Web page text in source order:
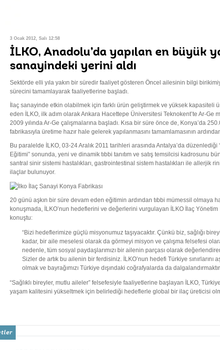
3 Ocak 2012, Salı 12:58
İLKO, Anadolu’da yapılan en büyük
sanayindeki yerini aldı
Sektörde elli yıla yakın bir süredir faaliyet gösteren Öncel ailesinin bilgi
sürecini tamamlayarak faaliyetlerine başladı.
İlaç sanayinde etkin olabilmek için farklı ürün geliştirmek ve yüksek kapasiteli
eden İLKO, ilk adım olarak Ankara Hacettepe Üniversitesi Teknokent’te Ar-Ge
2009 yılında Ar-Ge çalışmalarına başladı. Kısa bir süre önce de, Konya’da
fabrikasıyla üretime hazır hale gelerek yapılanmasını tamamlamasının
Bu paralelde İLKO, 03-24 Aralık 2011 tarihleri arasında Antalya’da düzenlediği
Eğitimi” sonunda, yeni ve dinamik tıbbi tanıtım ve satış temsilcisi kadrosunu
santral sinir sistemi hastalıkları, gastrointestinal sistem hastalıkları ile allerjik
ilaçlar bulunuyor.
20 günü aşkın bir süre devam eden eğitimin ardından tıbbi mümessil olmaya
konuşmada, İLKO’nun hedeflerini ve değerlerini vurgulayan İLKO İlaç
konuştu:
“Bizi hedeflerimize güçlü misyonumuz taşıyacaktır. Çünkü biz, sağlığı
kadar, bir aile meselesi olarak da görmeyi misyon ve çalışma felsefesi
nedenle, tüm sosyal paydaşlarımızı bir ailenin parçası olarak
Sizler de artık bu ailenin bir ferdisiniz. İLKO’nun hedefi Türkiye sınırlarını
olmak ve bayrağımızı Türkiye dışındaki coğrafyalarda da
“Sağlıklı bireyler, mutlu aileler” felsefesiyle faaliyetlerine başlayan İLKO,
yaşam kalitesini yükseltmek için belirlediği hedeflerle global bir ilaç üreticisi